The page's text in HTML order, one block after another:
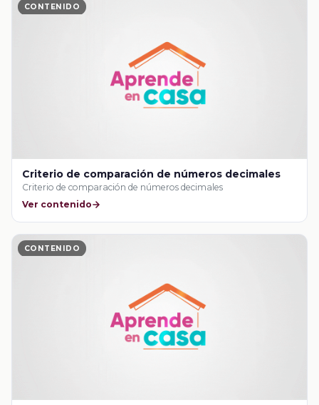
CONTENIDO
Criterio de comparación de números decimales
Criterio de comparación de números decimales
Ver contenido
CONTENIDO